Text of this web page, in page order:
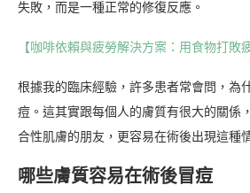
失敗，而是一種正常的修復反應。
【咖啡依賴與疲勞解決方案：用食物打敗
根據我的臨床經驗，許多患者常會問，為
痘。這其實跟每個人的膚質有很大的關係
合性肌膚的朋友，更容易在術後出現這種
哪些膚質容易在術後冒痘